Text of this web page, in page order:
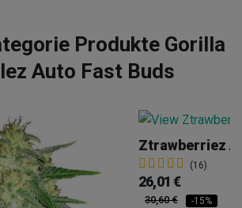
Produkte Gorilla
Auto Fast Buds
Ztrawberriez
(16)
26,01 €
30,60 € -15%